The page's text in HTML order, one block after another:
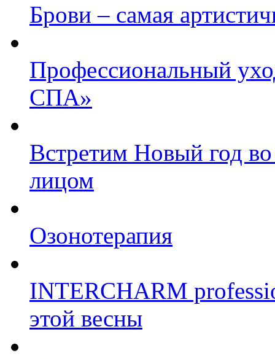
Брови – самая
Профессиональный
СПА»
Встретим Новый год во
лицом
Озонотерапия
INTERCHARM
этой весны